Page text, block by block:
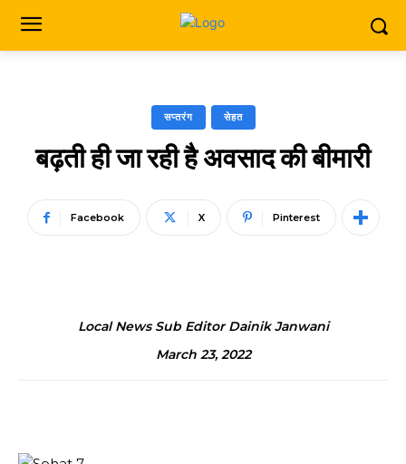
सप्तरंग सेहत
बढ़ती ही जा रही है अवसाद की बीमारी
Facebook X Pinterest
Local News Sub Editor Dainik Janwani
March 23, 2022